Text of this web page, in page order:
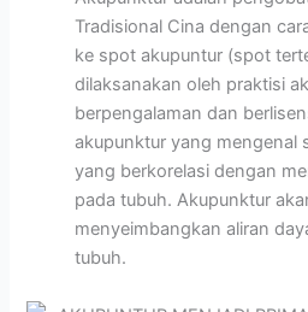
Tradisional Cina dengan
ke spot akupuntur (spot
dilaksanakan oleh praktisi
berpengalaman dan
akupunktur yang mengenal
yang berkorelasi dengan
pada tubuh. Akupunktur
menyeimbangkan aliran
tubuh.